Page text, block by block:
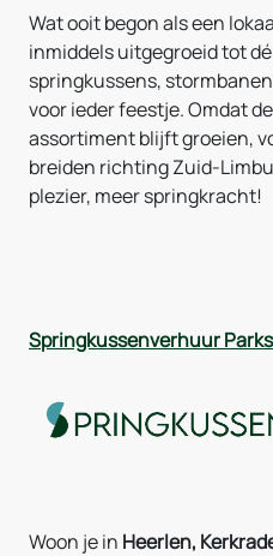
Wat ooit begon als een
inmiddels uitgegroeid tot
springkussens,
voor ieder feestje. Omdat
assortiment blijft groeien,
breiden richting Zuid-
plezier, meer springkracht!
Springkussenverhuur
Woon je in Heerlen,